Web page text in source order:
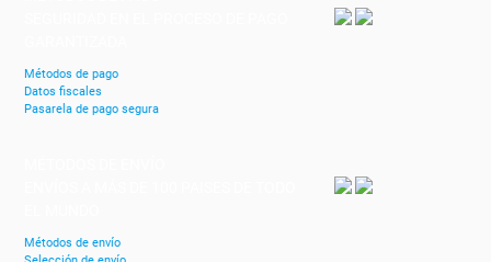
Métodos de pago
Datos fiscales
Pasarela de pago segura
Métodos de envío